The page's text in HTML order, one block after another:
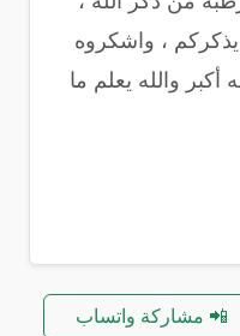
يذكركم ، واشكروه
أكبر والله يعلم ما
📲 مشاركة واتساب